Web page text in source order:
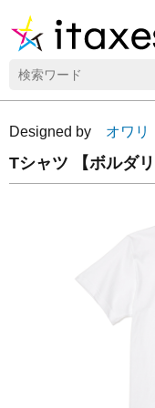
Designed by オワリ
Tシャツ 【ボルダ